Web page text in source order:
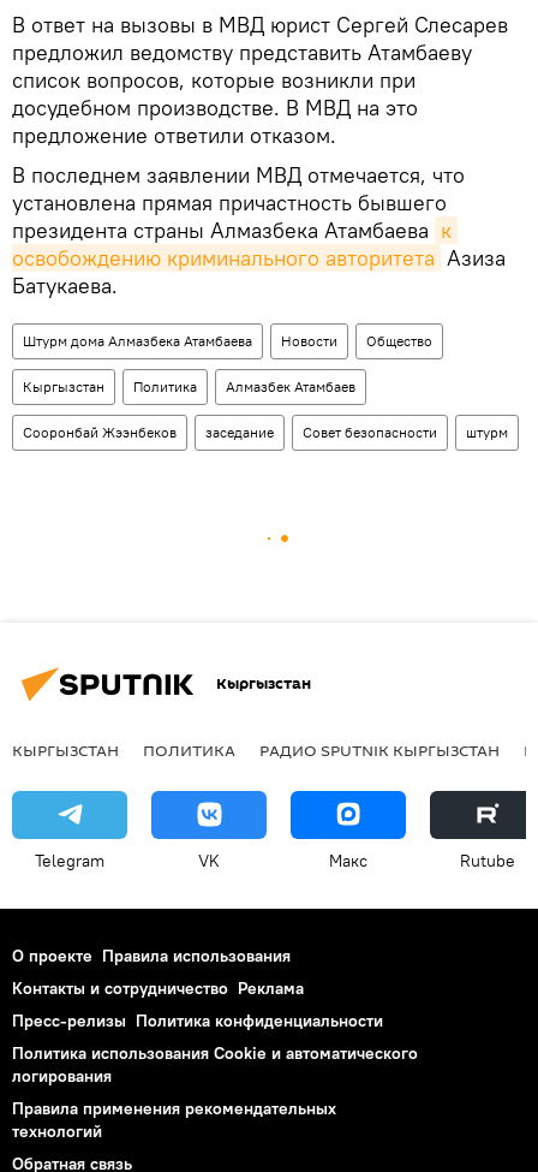
В ответ на вызовы в МВД юрист Сергей Слесарев
предложил ведомству представить Атамбаеву
список вопросов, которые возникли при
досудебном производстве. В МВД на это
предложение ответили отказом.
В последнем заявлении МВД отмечается, что
установлена прямая причастность бывшего
президента страны Алмазбека Атамбаева к
освобождению криминального авторитета Азиза
Батукаева.
Штурм дома Алмазбека Атамбаева Новости Общество
Кыргызстан Политика Алмазбек Атамбаев
Сооронбай Жээнбеков заседание Совет безопасности штурм
Кыргызстан
КЫРГЫЗСТАН ПОЛИТИКА РАДИО SPUTNIK КЫРГЫЗСТАН
Telegram VK Макс Rutube
О проекте Правила использования
Контакты и сотрудничество Реклама
Пресс-релизы Политика конфиденциальности
Политика использования Cookie и автоматического
логирования
Правила применения рекомендательных
технологий
Обратная связь